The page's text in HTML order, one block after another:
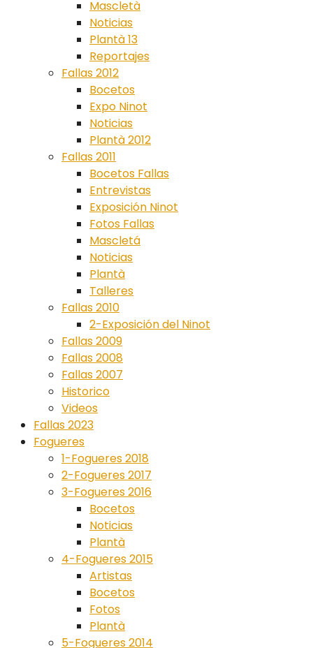
Mascletà
Noticias
Plantà 13
Reportajes
Fallas 2012
Bocetos
Expo Ninot
Noticias
Plantà 2012
Fallas 2011
Bocetos Fallas
Entrevistas
Exposición Ninot
Fotos Fallas
Mascletá
Noticias
Plantà
Talleres
Fallas 2010
2-Exposición del Ninot
Fallas 2009
Fallas 2008
Fallas 2007
Historico
Videos
Fallas 2023
Fogueres
1-Fogueres 2018
2-Fogueres 2017
3-Fogueres 2016
Bocetos
Noticias
Plantà
4-Fogueres 2015
Artistas
Bocetos
Fotos
Plantà
5-Fogueres 2014